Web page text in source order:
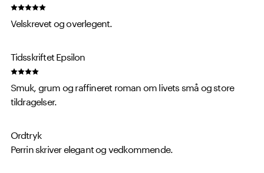
Velskrevet og overlegent.
Tidsskriftet Epsilon
Smuk, grum og raffineret roman om livets små og store
tildragelser.
Ordtryk
Perrin skriver elegant og vedkommende.